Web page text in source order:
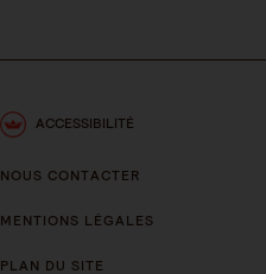
ACCESSIBILITÉ
NOUS CONTACTER
MENTIONS LÉGALES
PLAN DU SITE